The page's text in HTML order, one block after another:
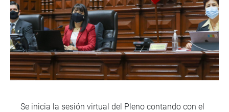
Se inicia la sesión virtual del Pleno contando con el